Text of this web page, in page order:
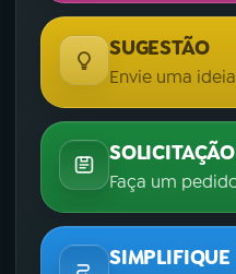
SUGESTÃO
Envie uma
SOLICITAÇÃO
Faça um
SIMPLIFIQUE